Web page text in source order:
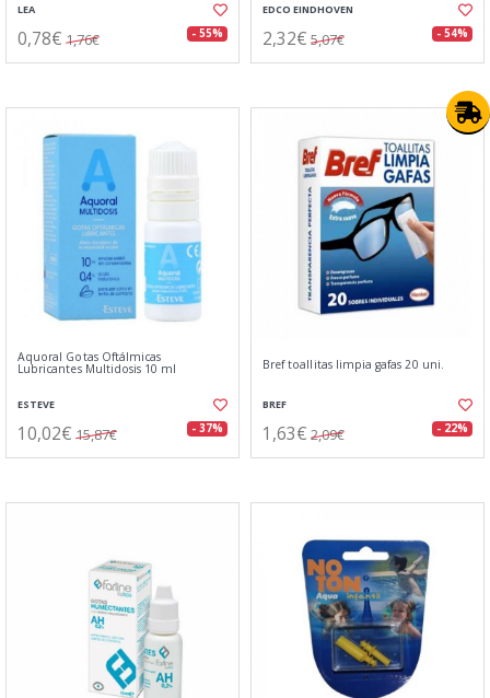
LEA
0,78€ 1,76€ - 55%
EDCO EINDHOVEN
2,32€ 5,07€ - 54%
Aquoral Gotas Oftálmicas
Lubricantes Multidosis 10 ml
ESTEVE
10,02€ 15,87€ - 37%
Bref toallitas limpia gafas 20 uni.
BREF
1,63€ 2,09€ - 22%